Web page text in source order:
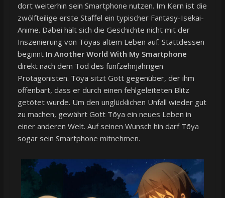
dort weiterhin sein Smartphone nutzen. Im Kern ist die
zwölfteilige erste Staffel ein typischer Fantasy-Isekai-
Anime. Dabei hält sich die Geschichte nicht mit der
Inszenierung von Tōyas altem Leben auf. Stattdessen
beginnt In Another World With My Smartphone
direkt nach dem Tod des fünfzehnjährigen
Protagonisten. Tōya sitzt Gott gegenüber, der ihm
offenbart, dass er durch einen fehlgeleiteten Blitz
getötet wurde. Um den unglücklichen Unfall wieder gut
zu machen, gewährt Gott Tōya ein neues Leben in
einer anderen Welt. Auf seinen Wunsch hin darf Tōya
sogar sein Smartphone mitnehmen.